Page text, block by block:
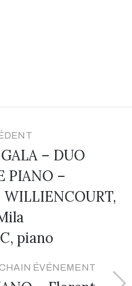
– DUO
PIANO –
piano
ÉVÉNEMENT